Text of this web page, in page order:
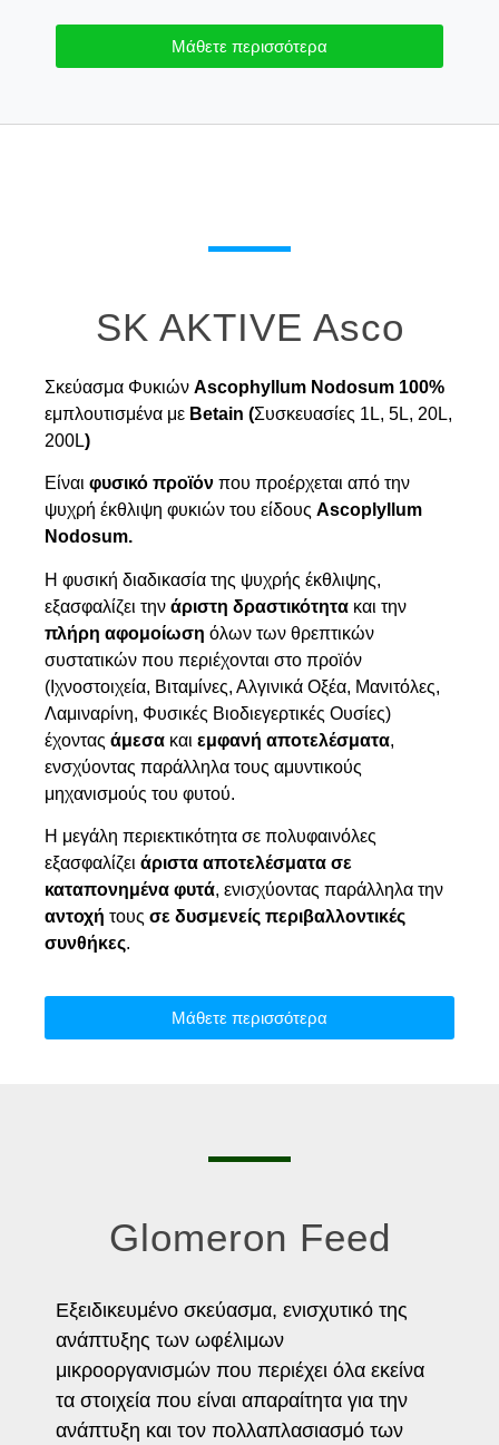
Μάθετε περισσότερα
SK AKTIVE Asco
Σκεύασμα Φυκιών Ascophyllum Nodosum 100%
εμπλουτισμένα με Betain (Συσκευασίες 1L, 5L, 20L,
200L)
Είναι φυσικό προϊόν που προέρχεται από την
ψυχρή έκθλιψη φυκιών του είδους Ascoplyllum
Nodosum.
Η φυσική διαδικασία της ψυχρής έκθλιψης,
εξασφαλίζει την άριστη δραστικότητα και την
πλήρη αφομοίωση όλων των θρεπτικών
συστατικών που περιέχονται στο προϊόν
(Ιχνοστοιχεία, Βιταμίνες, Αλγινικά Οξέα, Μανιτόλες,
Λαμιναρίνη, Φυσικές Βιοδιεγερτικές Ουσίες)
έχοντας άμεσα και εμφανή αποτελέσματα,
ενσχύοντας παράλληλα τους αμυντικούς
μηχανισμούς του φυτού.
Η μεγάλη περιεκτικότητα σε πολυφαινόλες
εξασφαλίζει άριστα αποτελέσματα σε
καταπονημένα φυτά, ενισχύοντας παράλληλα την
αντοχή τους σε δυσμενείς περιβαλλοντικές
συνθήκες.
Μάθετε περισσότερα
Glomeron Feed
Εξειδικευμένο σκεύασμα, ενισχυτικό της
ανάπτυξης των ωφέλιμων
μικροοργανισμών που περιέχει όλα εκείνα
τα στοιχεία που είναι απαραίτητα για την
ανάπτυξη και τον πολλαπλασιασμό των